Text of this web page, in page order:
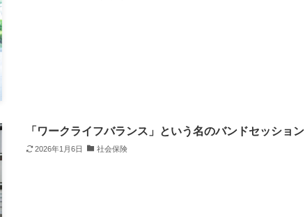
「ワークライフバランス」という名のバンドセッション
2026年1月6日 社会保険